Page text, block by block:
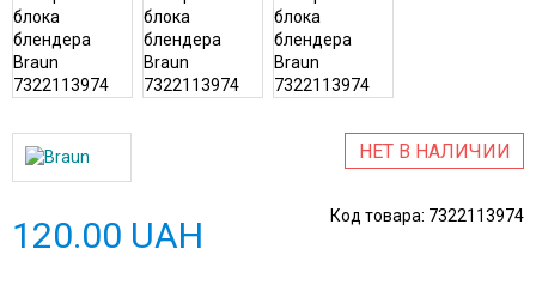
НЕТ В НАЛИЧИИ
Код товара: 7322113974
120.00 UAH